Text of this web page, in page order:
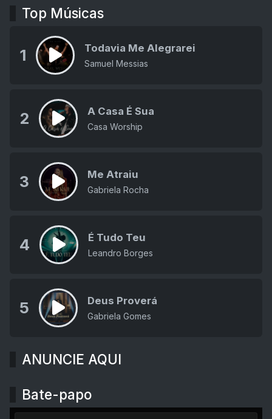
Top Músicas
1 Todavia Me Alegrarei
Samuel Messias
2 A Casa É Sua
Casa Worship
3 Me Atraiu
Gabriela Rocha
4 É Tudo Teu
Leandro Borges
5 Deus Proverá
Gabriela Gomes
ANUNCIE AQUI
Bate-papo